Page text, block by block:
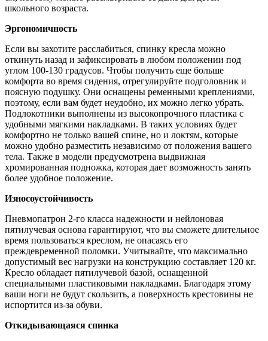
школьного возраста.
Эргономичность
Если вы захотите расслабиться, спинку кресла можно
откинуть назад и зафиксировать в любом положении под
углом 100-130 градусов. Чтобы получить еще больше
комфорта во время сидения, отрегулируйте подголовник и
поясную подушку. Они оснащены ременными креплениями,
поэтому, если вам будет неудобно, их можно легко убрать.
Подлокотники выполнены из высокопрочного пластика с
удобными мягкими накладками. В таких условиях будет
комфортно не только вашей спине, но и локтям, которые
можно удобно разместить независимо от положения вашего
тела. Также в модели предусмотрена выдвижная
хромированная подножка, которая дает возможность занять
более удобное положение.
Износоустойчивость
Пневмопатрон 2-го класса надежности и нейлоновая
пятилучевая основа гарантируют, что вы сможете длительное
время пользоваться креслом, не опасаясь его
преждевременной поломки. Учитывайте, что максимально
допустимый вес нагрузки на конструкцию составляет 120 кг.
Кресло обладает пятилучевой базой, оснащенной
специальными пластиковыми накладками. Благодаря этому
ваши ноги не будут скользить, а поверхность крестовины не
испортится из-за обуви.
Откидывающаяся спинка